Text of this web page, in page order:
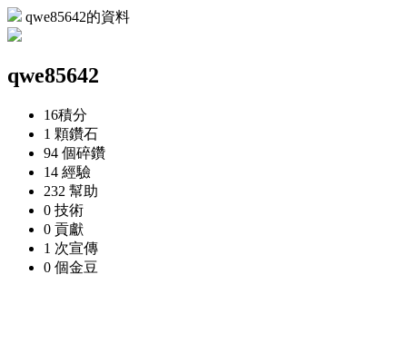
qwe85642的資料
qwe85642
16積分
1 顆鑽石
94 個碎鑽
14 經驗
232 幫助
0 技術
0 貢獻
1 次宣傳
0 個金豆